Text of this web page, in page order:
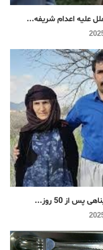
علیه اعدام شریفه...
از 50 روز...